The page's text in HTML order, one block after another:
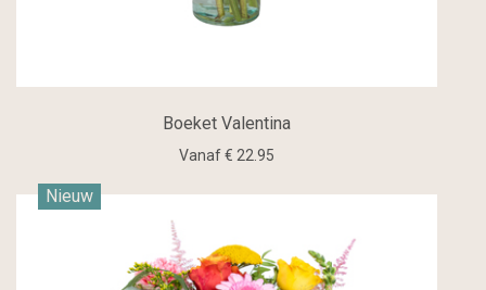
Boeket Valentina
Vanaf € 22.95
Nieuw